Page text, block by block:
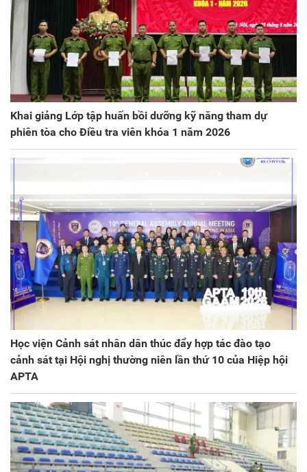
Khai giảng Lớp tập huấn bồi dưỡng kỹ năng tham dự
phiên tòa cho Điều tra viên khóa 1 năm 2026
Học viện Cảnh sát nhân dân thúc đẩy hợp tác đào tạo
cảnh sát tại Hội nghị thường niên lần thứ 10 của Hiệp hội
APTA